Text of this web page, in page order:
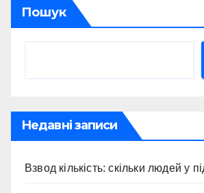
Пошук
Недавні записи
Взвод кількість: скільки людей у